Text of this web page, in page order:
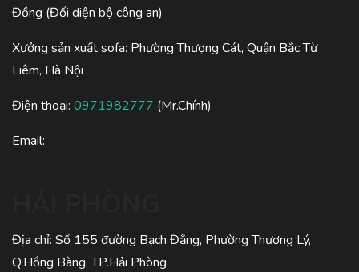
Đồng (Đối diện bộ công an)
Xưởng sản xuất sofa: Phường Thượng Cát, Quận Bắc Từ
Liêm, Hà Nội
Điện thoại: 0971982777 (Mr.Chính)
Email:
Địa chỉ: Số 155 đường Bạch Đằng, Phường Thượng Lý,
Q.Hồng Bàng, TP.Hải Phòng